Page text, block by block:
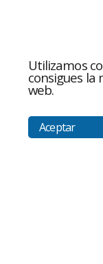
Utilizamos
consigues la
web.
Aceptar